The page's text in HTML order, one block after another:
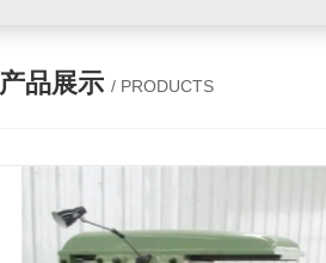
产品展示 / PRODUCTS